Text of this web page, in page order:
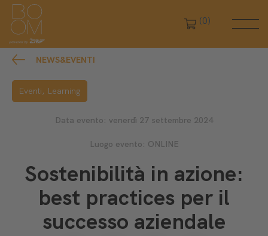
(0)
NEWS&EVENTI
Eventi, Learning
Data evento: venerdì 27 settembre 2024
Luogo evento: ONLINE
Sostenibilità in azione:
best practices per il
successo aziendale